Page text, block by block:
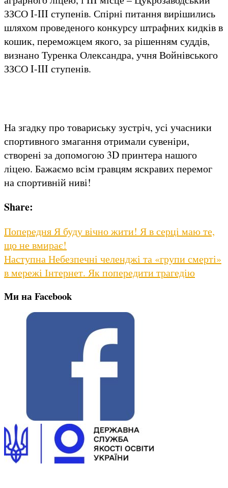
ЗЗСО I-III ступенів. Спірні питання вирішились
шляхом проведеного конкурсу штрафних кидків в
кошик, переможцем якого, за рішенням суддів,
визнано Туренка Олександра, учня Войнівського
ЗЗСО I-III ступенів.
На згадку про товариську зустріч, усі учасники
спортивного змагання отримали сувеніри,
створені за допомогою 3D принтера нашого
ліцею. Бажаємо всім гравцям яскравих перемог
на спортивній ниві!
Share:
Навігація
записів
Попередня Previous
post:
Я буду вічно жити! Я в серці маю те,
що не вмирає!
НаступнаNext
post:
Небезпечні челенджі та «групи смерті»
в мережі Інтернет. Як попередити трагедію
Ми на Facebook